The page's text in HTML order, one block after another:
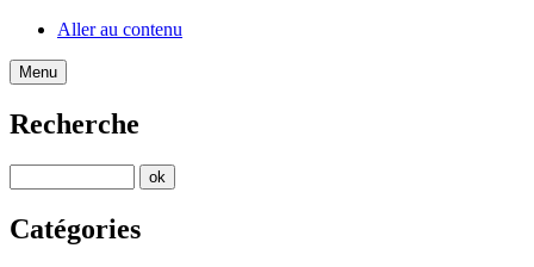
Aller au contenu
Menu
Recherche
Catégories